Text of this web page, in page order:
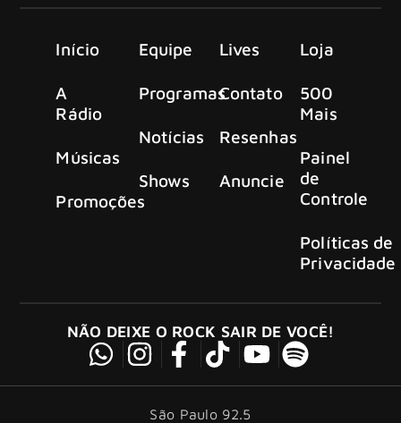
Início
A
Rádio
Músicas
Promoções
Equipe
Programas
Notícias
Shows
Lives
Contato
Resenhas
Anuncie
Loja
500
Mais
Painel
de
Controle
Políticas de
Privacidade
NÃO DEIXE O ROCK SAIR DE VOCÊ!
São Paulo 92.5